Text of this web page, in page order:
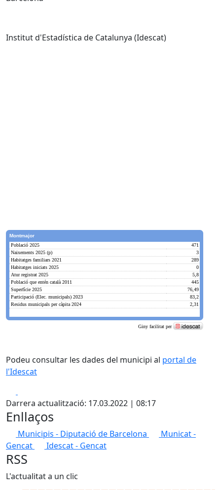
Institut d'Estadística de Catalunya (Idescat)
Podeu consultar les dades del municipi al portal de
l'Idescat
Darrera actualització: 17.03.2022 | 08:17
Enllaços
Municipis - Diputació de Barcelona
Municat -
Gencat
Idescat - Gencat
RSS
L'actualitat a un clic